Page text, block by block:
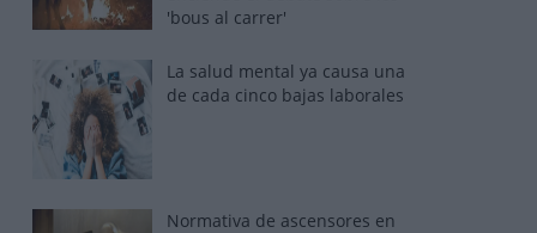
'bous al carrer'
La salud mental ya causa una
de cada cinco bajas laborales
Normativa de ascensores en